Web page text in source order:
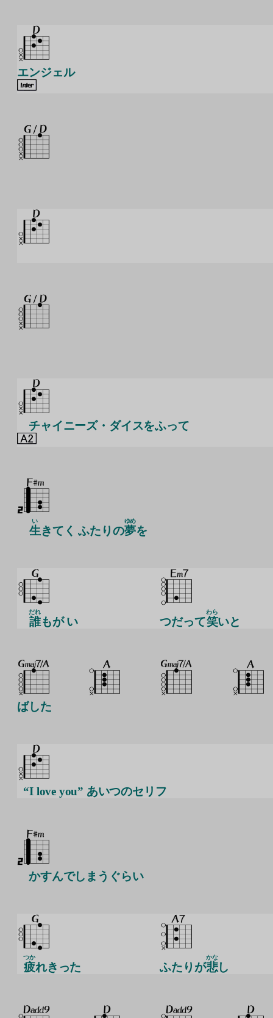
エンジェル
チャイニーズ・ダイスをふって
生
い
きてく ふたりの夢
ゆめ
を
誰
だれ
もが い つだって笑
わら
いと
ばした
“I love you” あいつのセリフ
かすんでしまうぐらい
疲
つか
れきった ふたりが悲
かな
し